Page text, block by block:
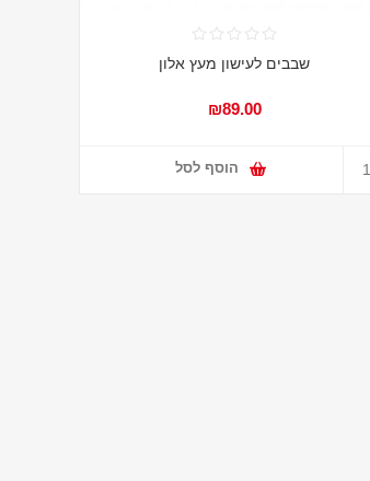
שבבים לעישון מעץ אלון
₪89.00
הוסף לסל